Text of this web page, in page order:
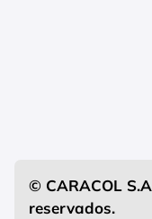
© CARACOL
reservados.